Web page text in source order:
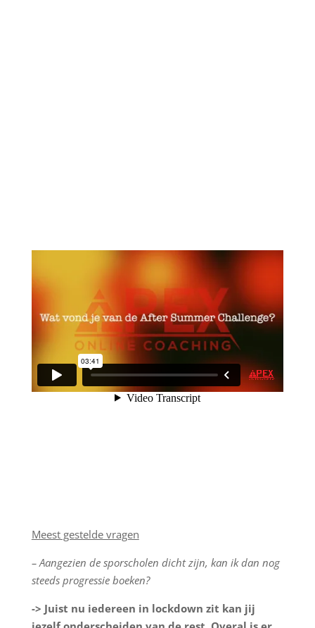
Meest gestelde vragen
– Aangezien de sporscholen dicht zijn, kan ik dan nog
steeds progressie boeken?
-> Juist nu iedereen in lockdown zit kan jij